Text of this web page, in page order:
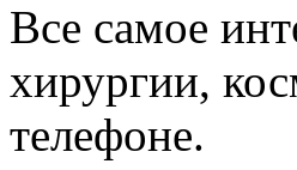
Все самое
хирургии,
телефоне.